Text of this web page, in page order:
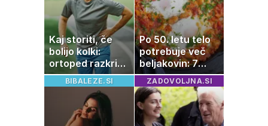
Kaj storiti, če
bolijo kolki:
ortoped razkriva
preproste trike
za zmanjšanje
bolečine
Po 50. letu telo
potrebuje več
beljakovin: 7
okusnih
receptov za
vsak dan
BIBALEZE.SI ZADOVOLJNA.SI